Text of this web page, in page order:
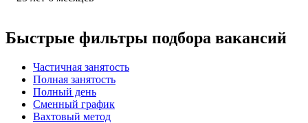
Быстрые фильтры подбора вакансий
Частичная занятость
Полная занятость
Полный день
Сменный график
Вахтовый метод